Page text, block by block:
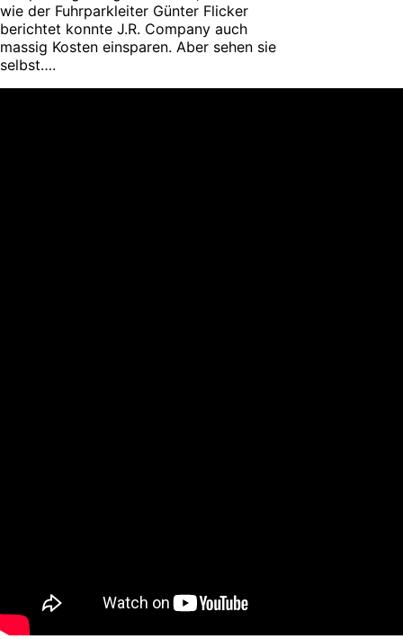
wie der Fuhrparkleiter Günter Flicker
berichtet konnte J.R. Company auch
massig Kosten einsparen. Aber sehen sie
selbst….